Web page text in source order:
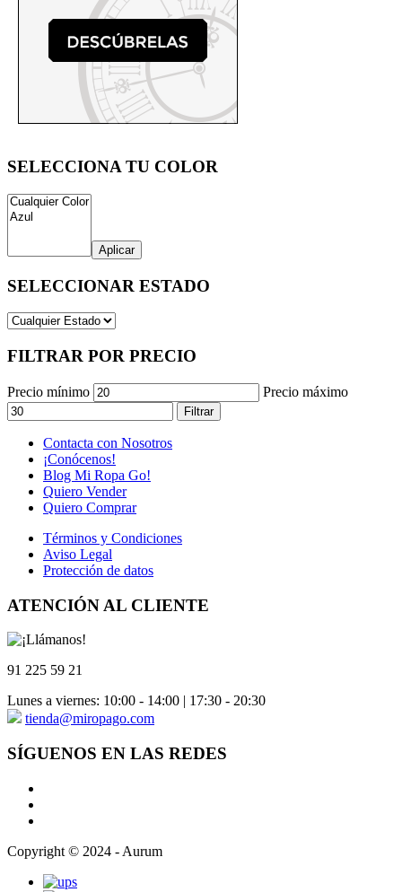
SELECCIONA TU COLOR
Aplicar
SELECCIONAR ESTADO
FILTRAR POR PRECIO
Precio mínimo Precio máximo
Filtrar
Contacta con Nosotros
¡Conócenos!
Blog Mi Ropa Go!
Quiero Vender
Quiero Comprar
Términos y Condiciones
Aviso Legal
Protección de datos
ATENCIÓN AL CLIENTE
91 225 59 21
Lunes a viernes: 10:00 - 14:00 | 17:30 - 20:30
tienda@miropago.com
SÍGUENOS EN LAS REDES
Copyright © 2024 - Aurum